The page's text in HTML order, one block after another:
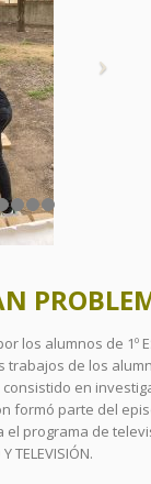
los alumnos de 1º
trabajos de los
en
formó parte del
programa de
TELEVISIÓN.